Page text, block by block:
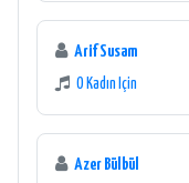
Arif Susam
O Kadın Için
Azer Bülbül